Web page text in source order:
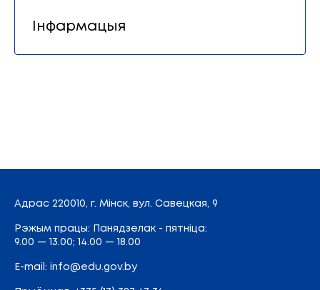
Інфармацыя
Адрас 220010, г. Мінск, вул. Савецкая, 9
Рэжым працы: Панядзелак - пятніца:
9.00 — 13.00; 14.00 — 18.00
E-mail: info@edu.gov.by